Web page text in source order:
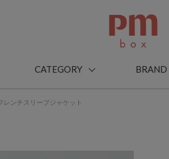
CATEGORY BRAND
ンチスリーブジャケット